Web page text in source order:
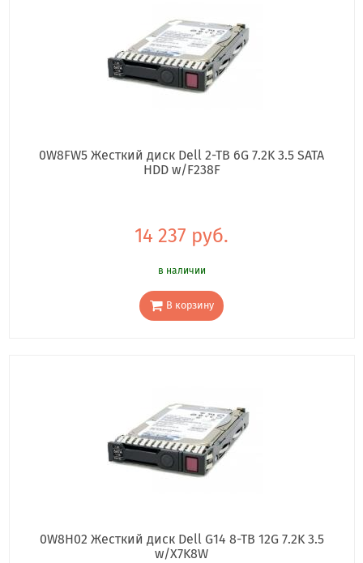
0W8FW5 Жесткий диск Dell 2-TB 6G 7.2K 3.5 SATA
HDD w/F238F
14 237 руб.
в наличии
В корзину
0W8H02 Жесткий диск Dell G14 8-TB 12G 7.2K 3.5
w/X7K8W